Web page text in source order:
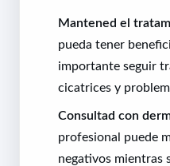
Mantened el
pueda tener
importante seguir
cicatrices y
Consultad con
profesional puede
negativos mientras